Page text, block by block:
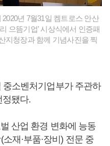
년 7월31일 켐트로스 안산
으뜸기업' 시상식에서 인증패
지청장과 함께 기념사진을 찍
중소벤처기업부가 주관하
정됐다.
산업 환경 변화에 능동
재·부품·장비) 전문 중